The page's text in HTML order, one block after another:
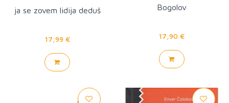
ja se zovem lidija deduš
17,99 €
Bogolov
17,90 €